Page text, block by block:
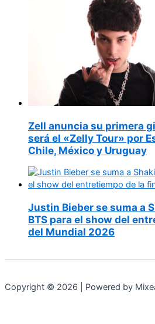
Zell anuncia su primera
será el «Zelly Tour» por
Chile, México y Uruguay
Justin Bieber se suma a
BTS para el show del
del Mundial 2026
Copyright © 2026 | Powered by